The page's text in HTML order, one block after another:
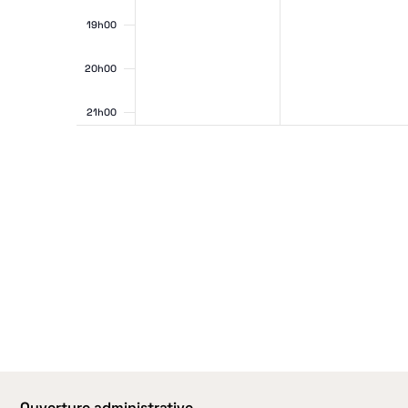
vues
19h00
20h00
21h00